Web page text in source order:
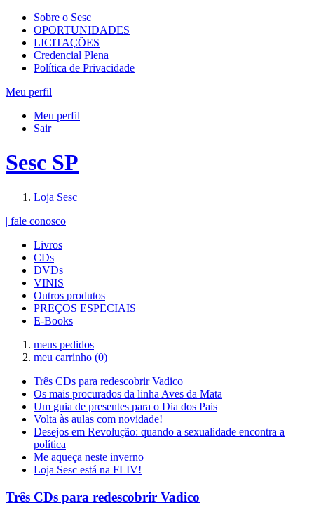
Sobre o Sesc
OPORTUNIDADES
LICITAÇÕES
Credencial Plena
Política de Privacidade
Meu perfil
Meu perfil
Sair
Sesc SP
Loja Sesc
| fale conosco
Livros
CDs
DVDs
VINIS
Outros produtos
PREÇOS ESPECIAIS
E-Books
meus pedidos
meu carrinho (0)
Três CDs para redescobrir Vadico
Os mais procurados da linha Aves da Mata
Um guia de presentes para o Dia dos Pais
Volta às aulas com novidade!
Desejos em Revolução: quando a sexualidade encontra a
política
Me aqueça neste inverno
Loja Sesc está na FLIV!
Três CDs para redescobrir Vadico